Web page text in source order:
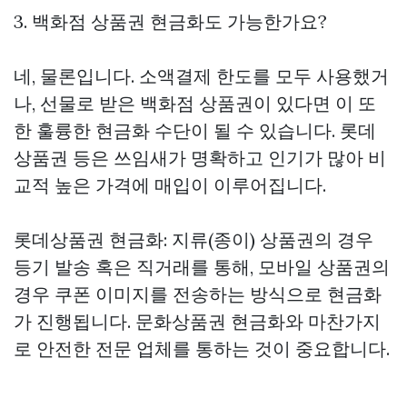
3. 백화점 상품권 현금화도 가능한가요?
네, 물론입니다. 소액결제 한도를 모두 사용했거
나, 선물로 받은 백화점 상품권이 있다면 이 또
한 훌륭한 현금화 수단이 될 수 있습니다. 롯데
상품권 등은 쓰임새가 명확하고 인기가 많아 비
교적 높은 가격에 매입이 이루어집니다.
롯데상품권 현금화: 지류(종이) 상품권의 경우
등기 발송 혹은 직거래를 통해, 모바일 상품권의
경우 쿠폰 이미지를 전송하는 방식으로 현금화
가 진행됩니다. 문화상품권 현금화와 마찬가지
로 안전한 전문 업체를 통하는 것이 중요합니다.